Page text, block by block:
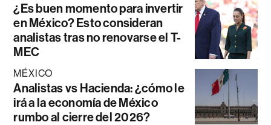
¿Es buen momento para invertir
en México? Esto consideran
analistas tras no renovarse el T-
MEC
MÉXICO
Analistas vs Hacienda: ¿cómo le
irá a la economía de México
rumbo al cierre del 2026?